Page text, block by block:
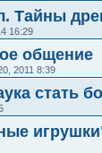
Тайны
16:29
общение
2011 8:39
стать